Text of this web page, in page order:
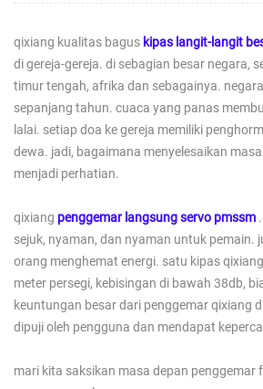
qixiang kualitas bagus kipas langit-langit
di gereja-gereja. di sebagian besar negara,
timur tengah, afrika dan sebagainya.
sepanjang tahun. cuaca yang panas
lalai. setiap doa ke gereja memiliki
dewa. jadi, bagaimana menyelesaikan
menjadi perhatian.
qixiang penggemar langsung servo pmssm
sejuk, nyaman, dan nyaman untuk pemain.
orang menghemat energi. satu kipas
meter persegi, kebisingan di bawah 38db,
keuntungan besar dari penggemar qixiang
dipuji oleh pengguna dan mendapat
mari kita saksikan masa depan penggemar